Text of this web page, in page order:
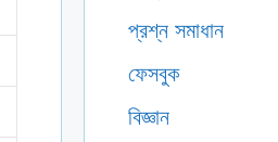
প্রশ্ন সমাধান
ফেসবুক
বিজ্ঞান